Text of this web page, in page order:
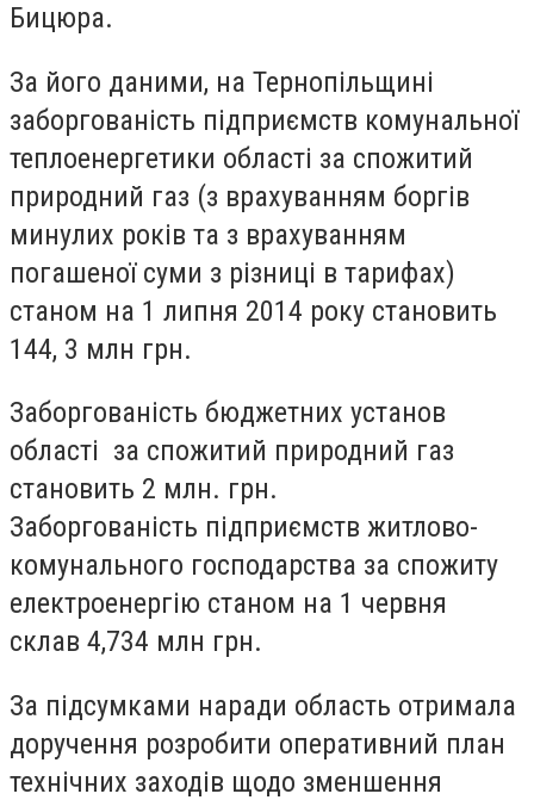
Бицюра.
За його даними, на Тернопільщині
заборгованість підприємств комунальної
теплоенергетики області за спожитий
природний газ (з врахуванням боргів
минулих років та з врахуванням
погашеної суми з різниці в тарифах)
станом на 1 липня 2014 року становить
144, 3 млн грн.
Заборгованість бюджетних установ
області за спожитий природний газ
становить 2 млн. грн.
Заборгованість підприємств житлово-
комунального господарства за спожиту
електроенергію станом на 1 червня
склав 4,734 млн грн.
За підсумками наради область отримала
доручення розробити оперативний план
технічних заходів щодо зменшення